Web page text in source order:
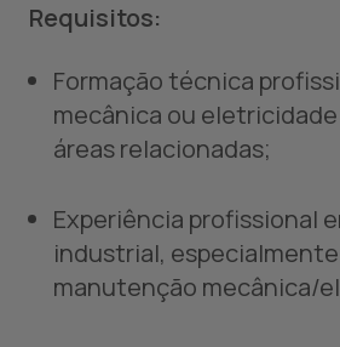
Requisitos:
Formação técnica
mecânica ou
áreas relacionadas;
Experiência profissional
industrial,
manutenção mecânica/